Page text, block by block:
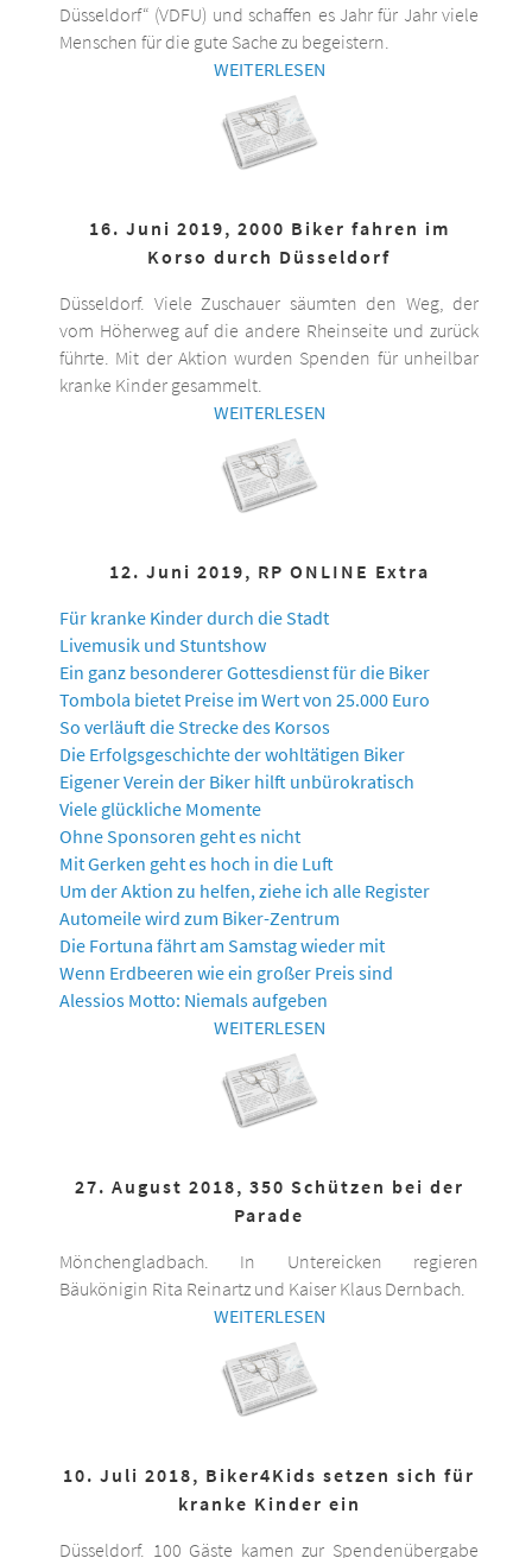
Düsseldorf“ (VDFU) und schaffen es Jahr für Jahr viele
Menschen für die gute Sache zu begeistern.
WEITERLESEN
16. Juni 2019, 2000 Biker fahren im
Korso durch Düsseldorf
Düsseldorf. Viele Zuschauer säumten den Weg, der
vom Höherweg auf die andere Rheinseite und zurück
führte. Mit der Aktion wurden Spenden für unheilbar
kranke Kinder gesammelt.
WEITERLESEN
12. Juni 2019, RP ONLINE Extra
Für kranke Kinder durch die Stadt
Livemusik und Stuntshow
Ein ganz besonderer Gottesdienst für die Biker
Tombola bietet Preise im Wert von 25.000 Euro
So verläuft die Strecke des Korsos
Die Erfolgsgeschichte der wohltätigen Biker
Eigener Verein der Biker hilft unbürokratisch
Viele glückliche Momente
Ohne Sponsoren geht es nicht
Mit Gerken geht es hoch in die Luft
Um der Aktion zu helfen, ziehe ich alle Register
Automeile wird zum Biker-Zentrum
Die Fortuna fährt am Samstag wieder mit
Wenn Erdbeeren wie ein großer Preis sind
Alessios Motto: Niemals aufgeben
WEITERLESEN
27. August 2018, 350 Schützen bei der
Parade
Mönchengladbach. In Untereicken regieren
Bäukönigin Rita Reinartz und Kaiser Klaus Dernbach.
WEITERLESEN
10. Juli 2018, Biker4Kids setzen sich für
kranke Kinder ein
Düsseldorf. 100 Gäste kamen zur Spendenübergabe